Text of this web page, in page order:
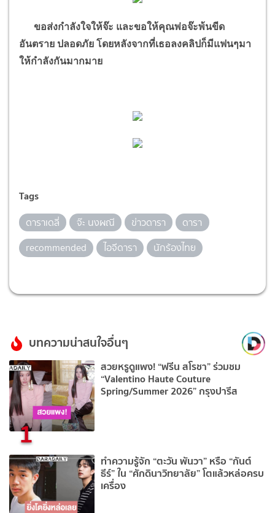
ขอส่งกำลังใจให้จ๊ะ และขอให้คุณพ่อจ๊ะพ้นขีด
อันตราย ปลอดภัย โดยหลังจากที่เธอลงคลิปก็มีแฟนๆมา
ให้กำลังกันมากมาย
Tags
ดาราเดลี่ จ๊ะ นงผณี ข่าวดารา
ดารา
recommended
ไอจีดารา นักร้องไทย
บทความน่าสนใจอื่นๆ
1
สวยหรูดูแพง! “ฟรีน สโรชา” ร่วมชม
“Valentino Haute Couture
Spring/Summer 2026” กรุงปารีส
ทำความรู้จัก “ตะวัน พันวา” หรือ “กันต์
ธีร์” ใน “ศักดินาวิทยาลัย” โตแล้วหล่อครบ
เครื่อง